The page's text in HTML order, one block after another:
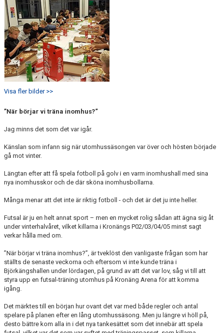
Visa fler bilder >>
”När börjar vi träna inomhus?”
Jag minns det som det var igår.
Känslan som infann sig när utomhussäsongen var över och hösten började
gå mot vinter.
Längtan efter att få spela fotboll på golv i en varm inomhushall med sina
nya inomhusskor och de där sköna inomhusbollarna.
Många menar att det inte är riktig fotboll - och det är det ju inte heller.
Futsal är ju en helt annat sport – men en mycket rolig sådan att ägna sig åt
under vinterhalvåret, vilket killarna i Kronängs P02/03/04/05 minst sagt
verkar hålla med om.
”När börjar vi träna inomhus?”, är tveklöst den vanligaste frågan som har
ställts de senaste veckorna och eftersom vi inte kunde träna i
Björkängshallen under lördagen, på grund av att det var lov, såg vi till att
styra upp en futsal-träning utomhus på Kronäng Arena för att komma
igång.
Det märktes till en början hur ovant det var med både regler och antal
spelare på planen efter en lång utomhussäsong. Men ju längre vi höll på,
desto bättre kom alla in i det nya tankesättet som det innebär att spela